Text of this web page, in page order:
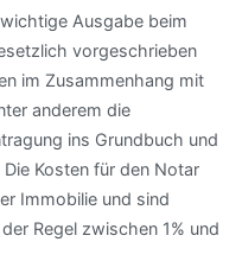
Ausgabe beim
vorgeschrieben
im Zusammenhang mit
anderem die
ins Grundbuch und
Kosten für den Notar
Immobilie und sind
Regel zwischen 1% und